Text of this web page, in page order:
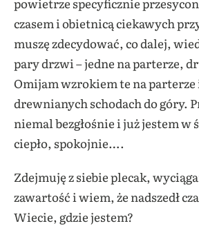
czasem i obietnicą ciekawych
muszę zdecydować, co dalej,
pary drzwi – jedne na parterze,
Omijam wzrokiem te na parterze
drewnianych schodach do góry.
niemal bezgłośnie i już jestem w
ciepło, spokojnie….
Zdejmuję z siebie plecak,
zawartość i wiem, że nadszedł
Wiecie, gdzie jestem?